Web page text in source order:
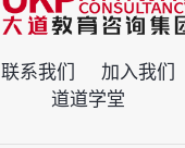
联系我们 加入我们
道道学堂